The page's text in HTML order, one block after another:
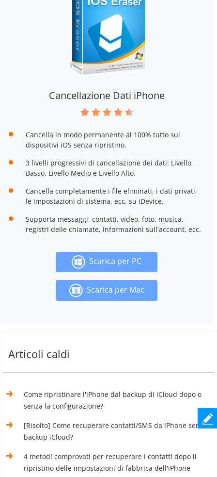
Cancellazione Dati iPhone
Cancella in modo permanente al 100% tutto sui
dispositivi iOS senza ripristino.
3 livelli progressivi di cancellazione dei dati: Livello
Basso, Livello Medio e Livello Alto.
Cancella completamente i file eliminati, i dati privati,
le impostazioni di sistema, ecc. su iDevice.
Supporta messaggi, contatti, video, foto, musica,
registri delle chiamate, informazioni sull'account, ecc.
Scarica per PC
Scarica per Mac
Articoli caldi
Come ripristinare l'iPhone dal backup di iCloud dopo o
senza la configurazione?
[Risolto] Come recuperare contatti/SMS da iPhone senza
backup iCloud?
4 metodi comprovati per recuperare i contatti dopo il
ripristino delle impostazioni di fabbrica dell'iPhone